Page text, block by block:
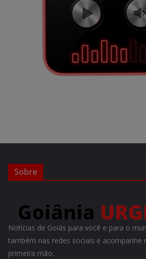
Sobre
Notícias de Goiás para você e para o
também nas redes sociais e acompanhe
primeira mão.